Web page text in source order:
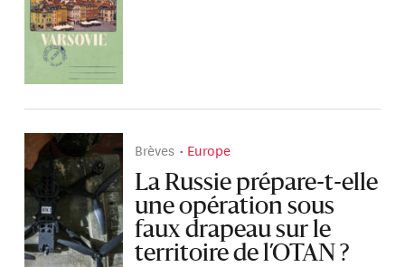
Brèves Europe
La Russie prépare-t-elle
une opération sous
faux drapeau sur le
territoire de l’OTAN ?